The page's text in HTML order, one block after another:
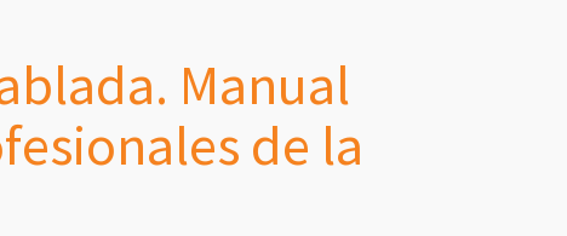
Manual
de la